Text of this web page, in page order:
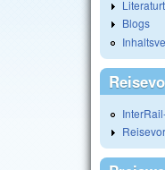
Blogs